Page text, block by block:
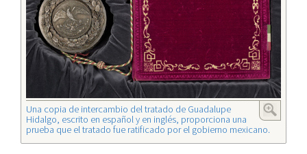
Una copia de intercambio del tratado de Guadalupe
Hidalgo, escrito en español y en inglés, proporciona una
prueba que el tratado fue ratificado por el gobierno mexicano.